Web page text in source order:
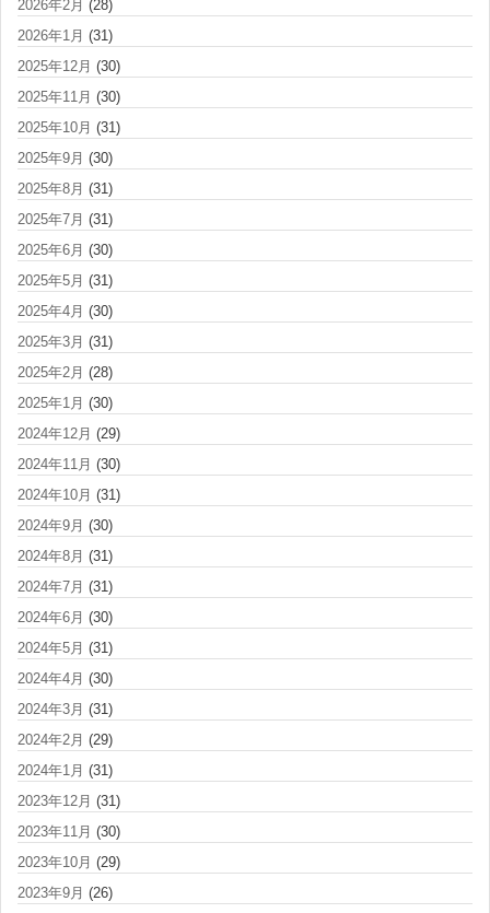
2026年2月 (28)
2026年1月 (31)
2025年12月 (30)
2025年11月 (30)
2025年10月 (31)
2025年9月 (30)
2025年8月 (31)
2025年7月 (31)
2025年6月 (30)
2025年5月 (31)
2025年4月 (30)
2025年3月 (31)
2025年2月 (28)
2025年1月 (30)
2024年12月 (29)
2024年11月 (30)
2024年10月 (31)
2024年9月 (30)
2024年8月 (31)
2024年7月 (31)
2024年6月 (30)
2024年5月 (31)
2024年4月 (30)
2024年3月 (31)
2024年2月 (29)
2024年1月 (31)
2023年12月 (31)
2023年11月 (30)
2023年10月 (29)
2023年9月 (26)